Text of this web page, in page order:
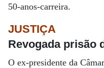
50-anos-carreira.
JUSTIÇA
Revogada prisão
O ex-presidente da